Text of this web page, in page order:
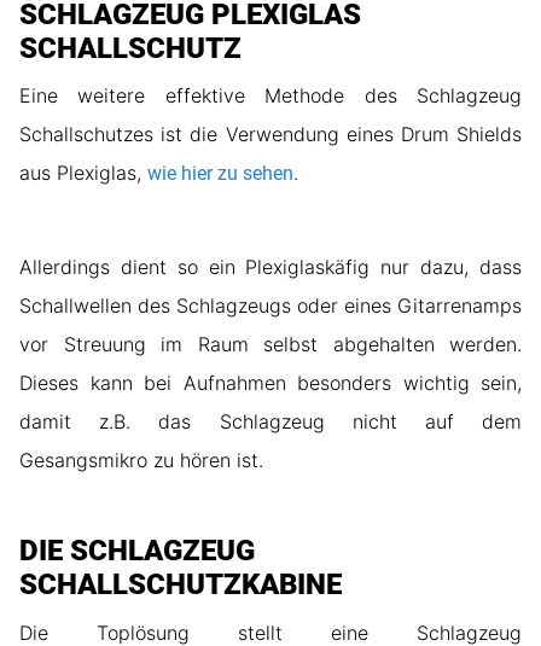
SCHLAGZEUG PLEXIGLAS
SCHALLSCHUTZ
Eine weitere effektive Methode des Schlagzeug
Schallschutzes ist die Verwendung eines Drum Shields
aus Plexiglas, wie hier zu sehen.
Allerdings dient so ein Plexiglaskäfig nur dazu, dass
Schallwellen des Schlagzeugs oder eines Gitarrenamps
vor Streuung im Raum selbst abgehalten werden.
Dieses kann bei Aufnahmen besonders wichtig sein,
damit z.B. das Schlagzeug nicht auf dem
Gesangsmikro zu hören ist.
DIE SCHLAGZEUG
SCHALLSCHUTZKABINE
Die Toplösung stellt eine Schlagzeug